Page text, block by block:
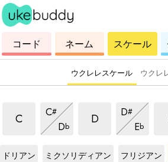
ク
レ
コード
コ
ー
ド
ネーム
ウ
ク
レ
レ
スケール
ウクレレスケール ウクレ
C
リディアスケール
C#
リディアスケール
Db
リディアスケール
D
リディアスケール
D#
リディア
Eb
リディア
ドリアン
ミクソリディアン
フリジアン